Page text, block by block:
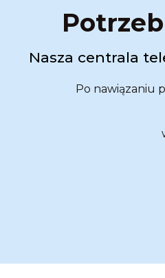
Nasza centrala
Po nawiązaniu